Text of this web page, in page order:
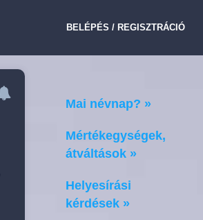
BELÉPÉS / REGISZTRÁCIÓ
Mai névnap? »
Mértékegységek,
átváltások »
Helyesírási
kérdések »